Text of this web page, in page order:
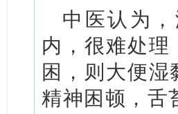
中医认为
内，很难处理
困，则大便湿
精神困顿，舌